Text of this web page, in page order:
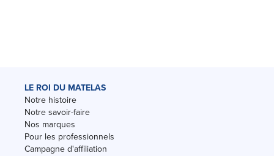
LE ROI DU MATELAS
Notre histoire
Notre savoir-faire
Nos marques
Pour les professionnels
Campagne d'affiliation